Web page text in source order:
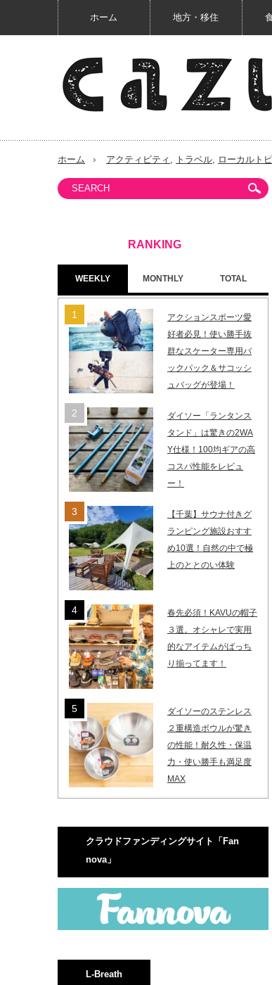
ホーム 地方・移住
ホーム アクティビティ , トラベル, ローカルト
WEEKLY MONTHLY TOTAL
アクションスポーツ愛
好者必見！使い勝手抜
群なスケーター専用バ
ックパック＆サコッシ
ュバッグが登場！
ダイソー「ランタンス
タンド」は驚きの2WA
Y仕様！100均ギアの高
コスパ性能をレビュ
ー！
【千葉】サウナ付きグ
ランピング施設おすす
め10選！自然の中で極
上のととのい体験
春先必須！KAVUの帽子
３選。オシャレで実用
的なアイテムがばっち
り揃ってます！
ダイソーのステンレス
２重構造ボウルが驚き
の性能！耐久性・保温
力・使い勝手も満足度
MAX
クラウドファンディングサイト「Fan
nova」
L-Breath